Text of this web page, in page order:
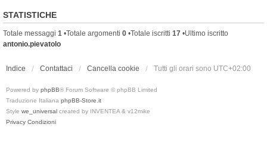
STATISTICHE
Totale messaggi 1 •Totale argomenti 0 •Totale iscritti 17 •Ultimo iscritto
antonio.pievatolo
Indice Contattaci Cancella cookie Tutti gli orari sono UTC+02:00
Powered by phpBB® Forum Software © phpBB Limited
Traduzione Italiana phpBB-Store.it
Style we_universal created by INVENTEA & v12mike
Privacy Condizioni